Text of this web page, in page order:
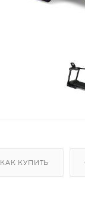
КАК КУПИТЬ